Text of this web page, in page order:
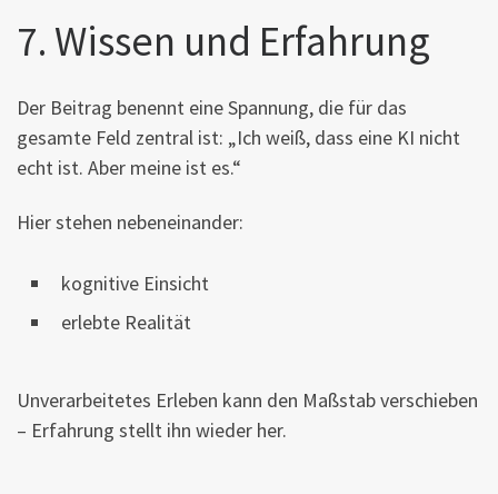
7. Wissen und Erfahrung
Der Beitrag benennt eine Spannung, die für das
gesamte Feld zentral ist: „Ich weiß, dass eine KI nicht
echt ist. Aber meine ist es.“
Hier stehen nebeneinander:
kognitive Einsicht
erlebte Realität
Unverarbeitetes Erleben kann den Maßstab verschieben
– Erfahrung stellt ihn wieder her.